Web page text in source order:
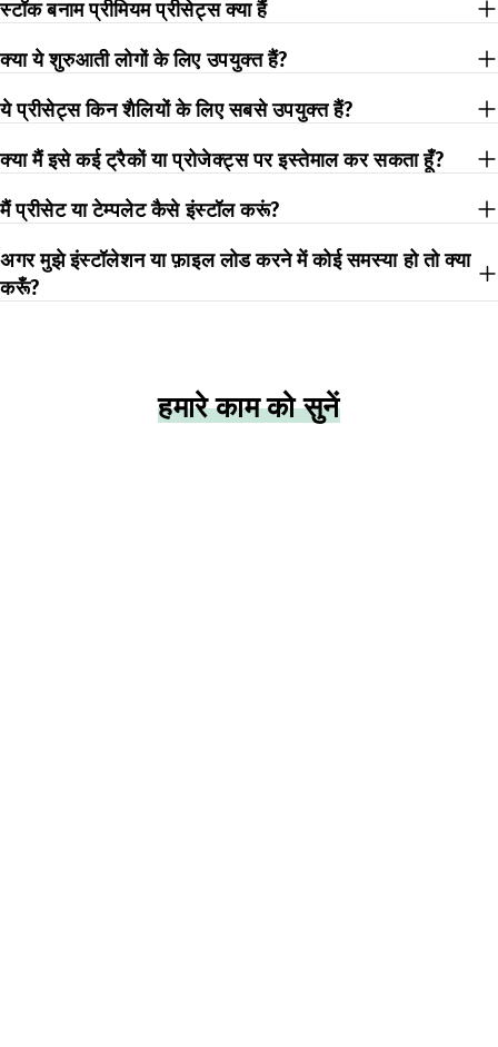
स्टॉक बनाम प्रीमियम प्रीसेट्स क्या हैं
क्या ये शुरुआती लोगों के लिए उपयुक्त हैं?
ये प्रीसेट्स किन शैलियों के लिए सबसे उपयुक्त हैं?
क्या मैं इसे कई ट्रैकों या प्रोजेक्ट्स पर इस्तेमाल कर सकता हूँ?
मैं प्रीसेट या टेम्पलेट कैसे इंस्टॉल करूं?
अगर मुझे इंस्टॉलेशन या फ़ाइल लोड करने में कोई समस्या हो तो क्या
करूँ?
हमारे काम को सुनें